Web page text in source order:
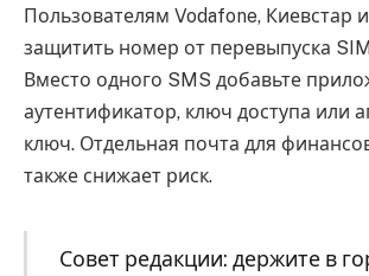
Пользователям Vodafone, Киевстар
защитить номер от перевыпуска
Вместо одного SMS добавьте
аутентификатор, ключ доступа или
ключ. Отдельная почта для
также снижает риск.
Совет редакции: держите в